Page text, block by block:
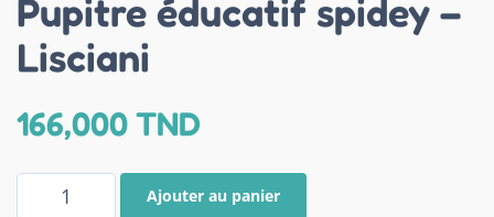
Pupitre éducatif spidey –
Lisciani
166,000TND
Ajouter au panier